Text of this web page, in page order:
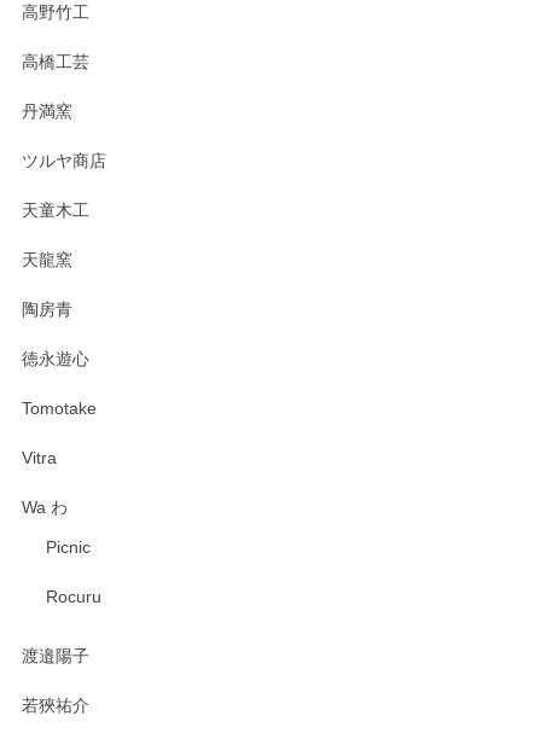
高野竹工
高橋工芸
丹満窯
ツルヤ商店
天童木工
天龍窯
陶房青
徳永遊心
Tomotake
Vitra
Wa わ
Picnic
Rocuru
渡邉陽子
若狹祐介